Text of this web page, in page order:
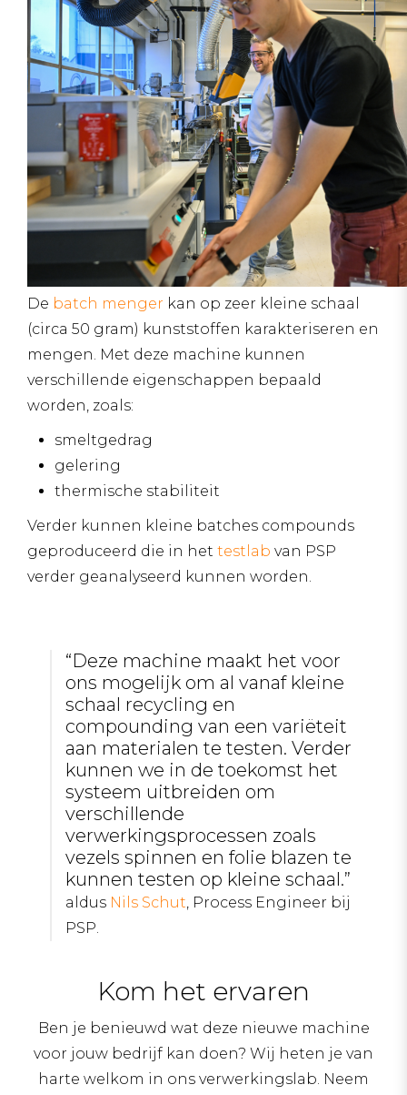
De batch menger kan op zeer kleine schaal
(circa 50 gram) kunststoffen karakteriseren en
mengen. Met deze machine kunnen
verschillende eigenschappen bepaald
worden, zoals:
smeltgedrag
gelering
thermische stabiliteit
Verder kunnen kleine batches compounds
geproduceerd die in het testlab van PSP
verder geanalyseerd kunnen worden.
“Deze machine maakt het voor
ons mogelijk om al vanaf kleine
schaal recycling en
compounding van een variëteit
aan materialen te testen. Verder
kunnen we in de toekomst het
systeem uitbreiden om
verschillende
verwerkingsprocessen zoals
vezels spinnen en folie blazen te
kunnen testen op kleine schaal.”
aldus Nils Schut, Process Engineer bij
PSP.
Kom het ervaren
Ben je benieuwd wat deze nieuwe machine
voor jouw bedrijf kan doen? Wij heten je van
harte welkom in ons verwerkingslab. Neem